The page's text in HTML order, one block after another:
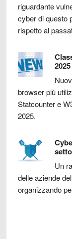
riguardante
cyber di questo
rispetto al
2025
browser più
Statcounter e
2025.
Un
delle aziende
organizzando